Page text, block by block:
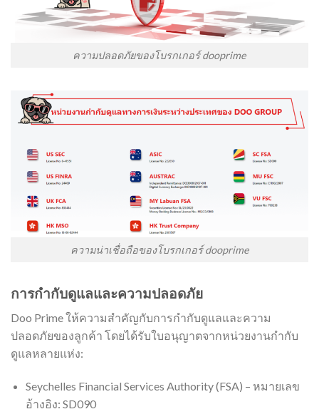
ความปลอดภัยของโบรกเกอร์ dooprime
ความน่าเชื่อถือของโบรกเกอร์ dooprime
การกำกับดูแลและความปลอดภัย
Doo Prime ให้ความสำคัญกับการกำกับดูแลและความ
ปลอดภัยของลูกค้า โดยได้รับใบอนุญาตจากหน่วยงานกำกับ
ดูแลหลายแห่ง:
Seychelles Financial Services Authority (FSA) – หมายเลข
อ้างอิง: SD090